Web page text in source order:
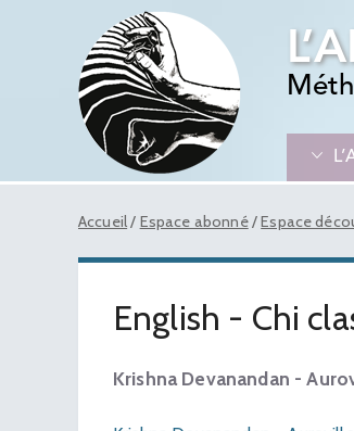
Accueil/ Espace abonné/Espace
English - Chi
Krishna Devanandan -